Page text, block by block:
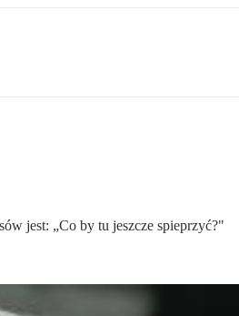
jest: „Co by tu jeszcze spieprzyć?"